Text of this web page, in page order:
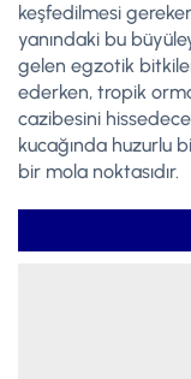
keşfedilmesi
yanındaki bu
gelen egzotik
ederken, tropik
cazibesini
kucağında huzurlu
bir mola noktasıdır.